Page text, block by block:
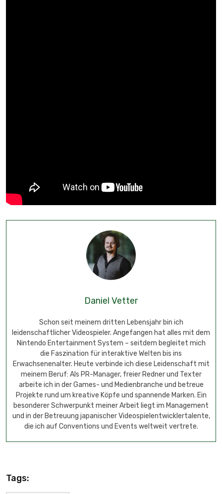
Daniel Vetter
Schon seit meinem dritten Lebensjahr bin ich
leidenschaftlicher Videospieler. Angefangen hat alles mit dem
Nintendo Entertainment System – seitdem begleitet mich
die Faszination für interaktive Welten bis ins
Erwachsenenalter. Heute verbinde ich diese Leidenschaft mit
meinem Beruf: Als PR-Manager, freier Redner und Texter
arbeite ich in der Games- und Medienbranche und betreue
Projekte rund um kreative Köpfe und spannende Marken. Ein
besonderer Schwerpunkt meiner Arbeit liegt im Management
und in der Betreuung japanischer Videospielentwicklertalente,
die ich auf Conventions und Events weltweit vertrete.
Tags: